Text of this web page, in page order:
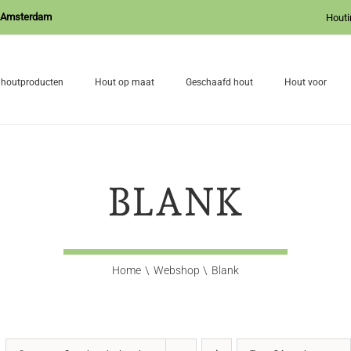
Hout op maat Geschaafd hout Hout voor
BLANK
Home Webshop Blank